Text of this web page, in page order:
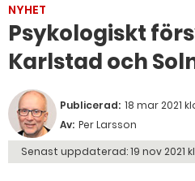
NYHET
Psykologiskt
Karlstad och
Publicerad: 18 mar 2021
Av: Per Larsson
Senast uppdaterad:19 nov 2021